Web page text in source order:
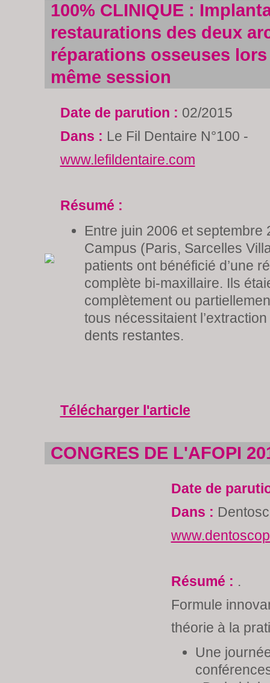
100% CLINIQUE :
restaurations des deux
réparations osseuses lors
même session
Date de parution : 02/2015
Dans : Le Fil Dentaire N°100 -
www.lefildentaire.com
Résumé :
Entre juin 2006 et septembre
Campus (Paris, Sarcelles
patients ont bénéficié d’une
complète bi-maxillaire. Ils
complètement ou
tous nécessitaient
dents restantes.
Télécharger l'article
CONGRES DE L'AFOPI
Date de
Dans :
Résumé : .
Formule
théorie à la
Une